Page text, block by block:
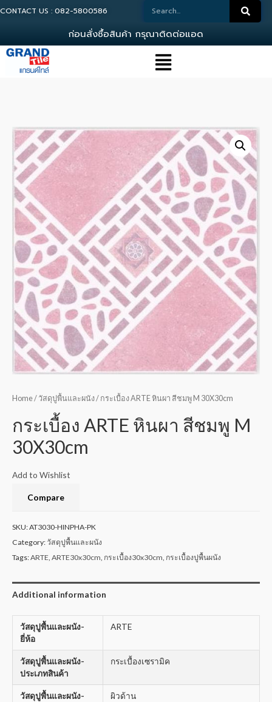
CONTACT US : 082-5800586
อนสงซอสนคา ก รณาตดตอแอดม
Home/ วัสดุปูพื้นและผนัง/ กระเบื้อง ARTE หินผา สีชมพู M 30X30cm
กระเบื้อง ARTE หินผา สีชมพู M
30X30cm
Add to Wishlist
Compare
SKU:AT3030-HINPHA-PK
Category:วัสดุปูพื้นและผนัง
Tags:ARTE ARTE30x30cm กระเบื้อง30x30cm กระเบื้องปูพื้นผนัง
Additional information
วัสดุปูพื้นและผนัง-
ยี่ห้อ
ARTE
วัสดุปูพื้นและผนัง-
ประเภทสินค้า
กระเบื้องเซรามิค
วัสดุปูพื้นและผนัง-
ผิวด้าน